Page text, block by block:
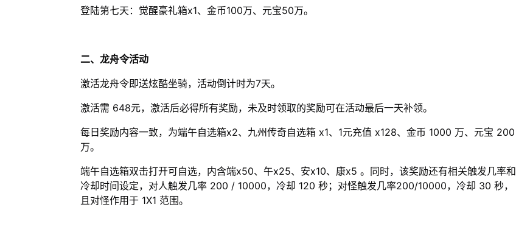
登陆第七天：觉醒豪礼箱x1、金币100万、元宝50万。
二、龙舟令活动
激活龙舟令即送炫酷坐骑，活动倒计时为7天。
激活需 648元，激活后必得所有奖励，未及时领取的奖励可在活动最后一天补领。
每日奖励内容一致，为端午自选箱x2、九州传奇自选箱 x1、1元充值 x128、金币 1000 万、元宝 200
万。
端午自选箱双击打开可自选，内含端x50、午x25、安x10、康x5 。同时，该奖励还有相关触发几率和
冷却时间设定，对人触发几率 200 / 10000，冷却 120 秒；对怪触发几率200/10000，冷却 30 秒，
且对怪作用于 1X1 范围。